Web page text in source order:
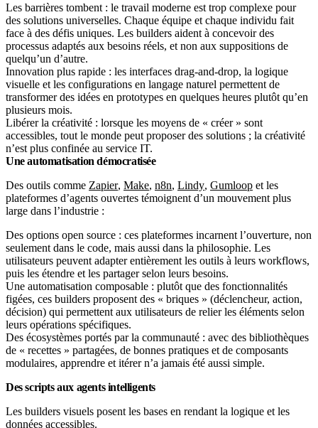
Les barrières tombent : le travail moderne est trop complexe pour
des solutions universelles. Chaque équipe et chaque individu fait
face à des défis uniques. Les builders aident à concevoir des
processus adaptés aux besoins réels, et non aux suppositions de
quelqu’un d’autre.
Innovation plus rapide : les interfaces drag-and-drop, la logique
visuelle et les configurations en langage naturel permettent de
transformer des idées en prototypes en quelques heures plutôt qu’en
plusieurs mois.
Libérer la créativité : lorsque les moyens de « créer » sont
accessibles, tout le monde peut proposer des solutions ; la créativité
n’est plus confinée au service IT.
Une automatisation démocratisée
Des outils comme Zapier, Make, n8n, Lindy, Gumloop et les
plateformes d’agents ouvertes témoignent d’un mouvement plus
large dans l’industrie :
Des options open source : ces plateformes incarnent l’ouverture, non
seulement dans le code, mais aussi dans la philosophie. Les
utilisateurs peuvent adapter entièrement les outils à leurs workflows,
puis les étendre et les partager selon leurs besoins.
Une automatisation composable : plutôt que des fonctionnalités
figées, ces builders proposent des « briques » (déclencheur, action,
décision) qui permettent aux utilisateurs de relier les éléments selon
leurs opérations spécifiques.
Des écosystèmes portés par la communauté : avec des bibliothèques
de « recettes » partagées, de bonnes pratiques et de composants
modulaires, apprendre et itérer n’a jamais été aussi simple.
Des scripts aux agents intelligents
Les builders visuels posent les bases en rendant la logique et les
données accessibles.